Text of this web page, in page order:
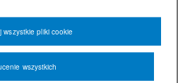
wszystkich
wszystkie pliki cookie